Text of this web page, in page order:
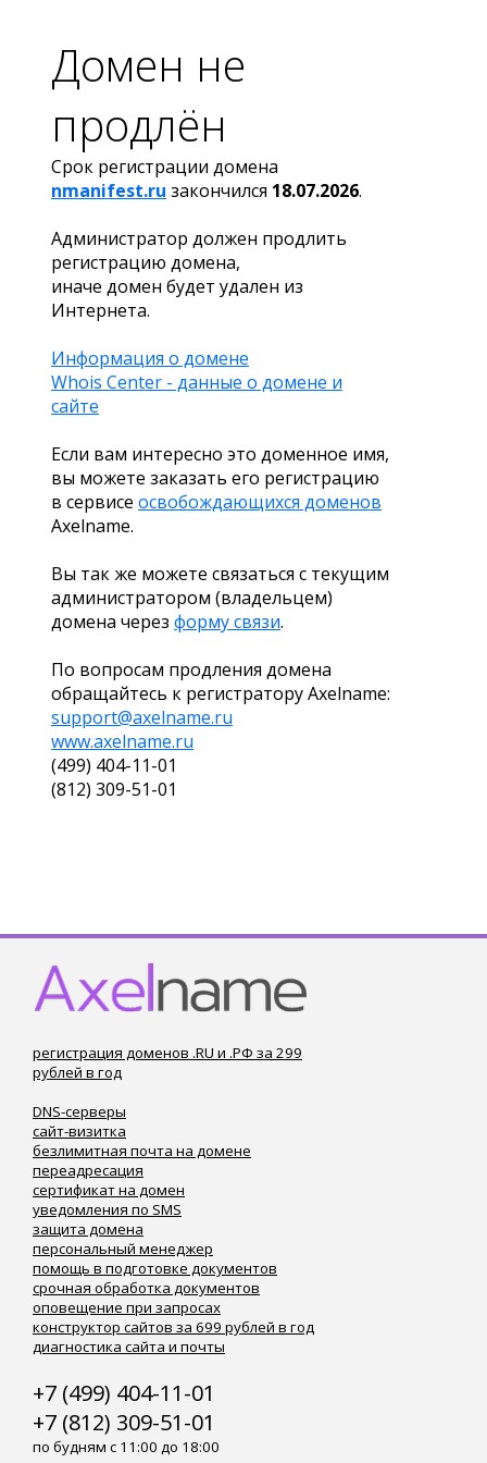
Домен не
продлён
Срок регистрации домена
nmanifest.ru закончился 18.07.2026.
Администратор должен продлить
регистрацию домена,
иначе домен будет удален из
Интернета.
Информация о домене
Whois Center - данные о домене и
сайте
Если вам интересно это доменное имя,
вы можете заказать его регистрацию
в сервисе освобождающихся доменов
Axelname.
Вы так же можете связаться с текущим
администратором (владельцем)
домена через форму связи.
По вопросам продления домена
обращайтесь к регистратору Axelname:
support@axelname.ru
www.axelname.ru
(499) 404-11-01
(812) 309-51-01
регистрация доменов .RU и .РФ за 299
рублей в год
DNS-серверы
сайт-визитка
безлимитная почта на домене
переадресация
сертификат на домен
уведомления по SMS
защита домена
персональный менеджер
помощь в подготовке документов
срочная обработка документов
оповещение при запросах
конструктор сайтов за 699 рублей в год
диагностика сайта и почты
+7 (499) 404-11-01
+7 (812) 309-51-01
по будням с 11:00 до 18:00